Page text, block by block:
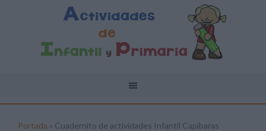
Portada » Cuadernito de actividades Infantil Capibaras